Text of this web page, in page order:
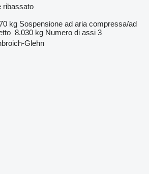
ribassato
kg Sospensione ad aria compressa/ad
8.030 kg Numero di assi 3
Glehn